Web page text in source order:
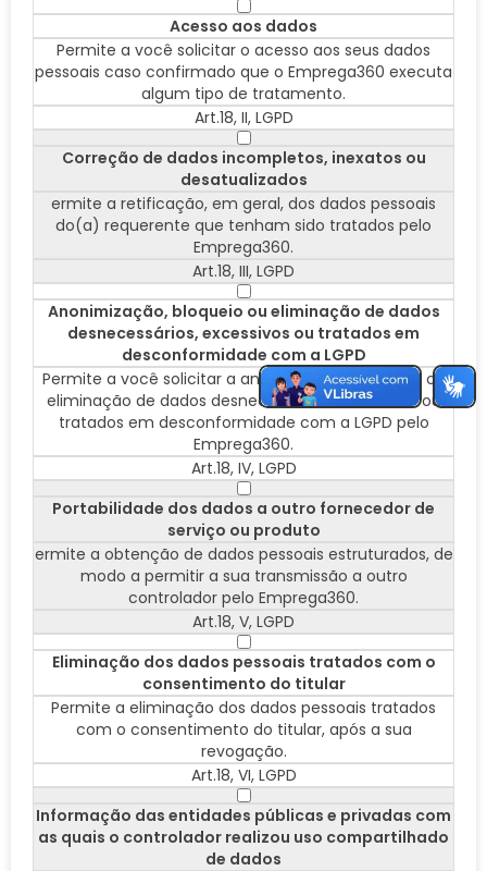
Acesso aos dados
Permite a você solicitar o acesso aos seus dados
pessoais caso confirmado que o Emprega360 executa
algum tipo de tratamento.
Art.18, II, LGPD
Correção de dados incompletos, inexatos ou
desatualizados
ermite a retificação, em geral, dos dados pessoais
do(a) requerente que tenham sido tratados pelo
Emprega360.
Art.18, III, LGPD
Anonimização, bloqueio ou eliminação de dados
desnecessários, excessivos ou tratados em
desconformidade com a LGPD
Permite a você solicitar a anonimização, bloqueio ou
eliminação de dados desnecessários, excessivos ou
tratados em desconformidade com a LGPD pelo
Emprega360.
Art.18, IV, LGPD
Portabilidade dos dados a outro fornecedor de
serviço ou produto
ermite a obtenção de dados pessoais estruturados, de
modo a permitir a sua transmissão a outro
controlador pelo Emprega360.
Art.18, V, LGPD
Eliminação dos dados pessoais tratados com o
consentimento do titular
Permite a eliminação dos dados pessoais tratados
com o consentimento do titular, após a sua
revogação.
Art.18, VI, LGPD
Informação das entidades públicas e privadas com
as quais o controlador realizou uso compartilhado
de dados